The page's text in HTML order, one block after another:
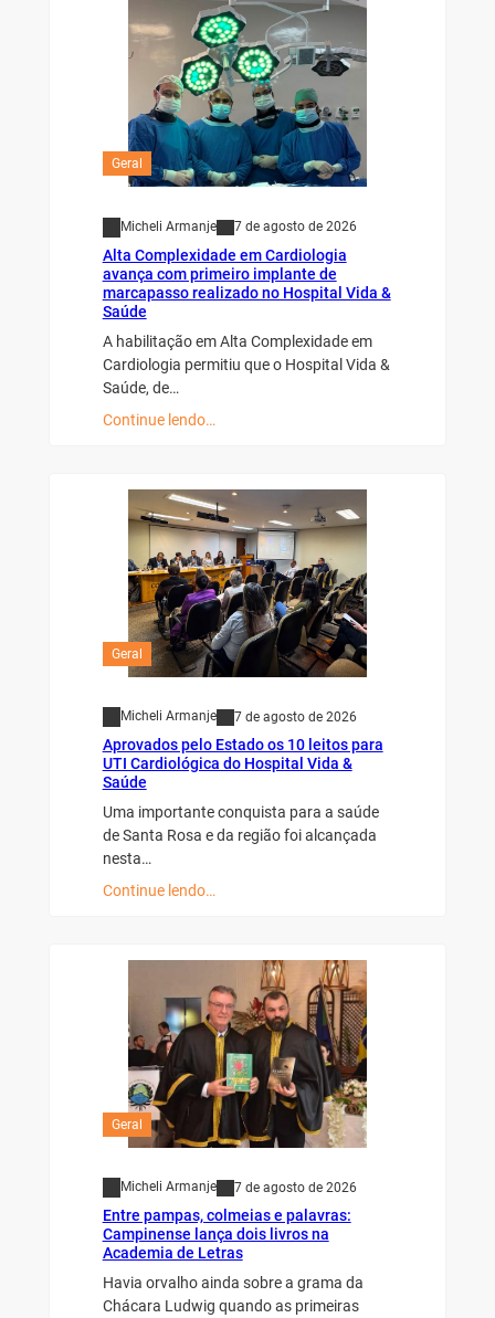
Geral
Micheli Armanje 7 de agosto de 2026
Alta Complexidade em Cardiologia
avança com primeiro implante de
marcapasso realizado no Hospital Vida &
Saúde
A habilitação em Alta Complexidade em
Cardiologia permitiu que o Hospital Vida &
Saúde, de…
Continue lendo…
Geral
Micheli Armanje 7 de agosto de 2026
Aprovados pelo Estado os 10 leitos para
UTI Cardiológica do Hospital Vida &
Saúde
Uma importante conquista para a saúde
de Santa Rosa e da região foi alcançada
nesta…
Continue lendo…
Geral
Micheli Armanje 7 de agosto de 2026
Entre pampas, colmeias e palavras:
Campinense lança dois livros na
Academia de Letras
Havia orvalho ainda sobre a grama da
Chácara Ludwig quando as primeiras